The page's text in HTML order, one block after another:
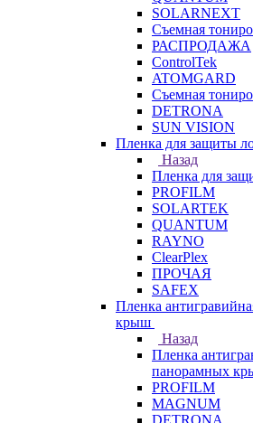
SOLARNEXT
Съемная
РАСПРОДАЖА
ControlTek
ATOMGARD
Съемная
DETRONA
SUN VISION
Пленка для защиты
Назад
Пленка для
PROFILM
SOLARTEK
QUANTUM
RAYNO
ClearPlex
ПРОЧАЯ
SAFEX
Пленка
крыш
Назад
Пленка
панорамных
PROFILM
MAGNUM
DETRONA